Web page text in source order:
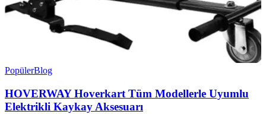
PopülerBlog
HOVERWAY Hoverkart Tüm Modellerle Uyumlu
Elektrikli Kaykay Aksesuarı